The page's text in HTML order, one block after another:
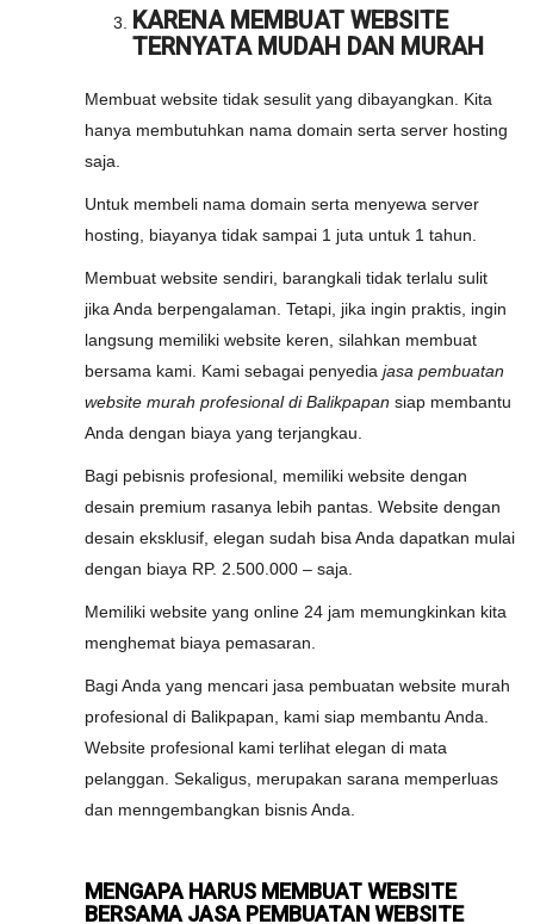
KARENA MEMBUAT WEBSITE
TERNYATA MUDAH DAN MURAH
Membuat website tidak sesulit yang dibayangkan. Kita
hanya membutuhkan nama domain serta server hosting
saja.
Untuk membeli nama domain serta menyewa server
hosting, biayanya tidak sampai 1 juta untuk 1 tahun.
Membuat website sendiri, barangkali tidak terlalu sulit
jika Anda berpengalaman. Tetapi, jika ingin praktis, ingin
langsung memiliki website keren, silahkan membuat
bersama kami. Kami sebagai penyedia jasa pembuatan
website murah profesional di Balikpapan siap membantu
Anda dengan biaya yang terjangkau.
Bagi pebisnis profesional, memiliki website dengan
desain premium rasanya lebih pantas. Website dengan
desain eksklusif, elegan sudah bisa Anda dapatkan mulai
dengan biaya RP. 2.500.000 – saja.
Memiliki website yang online 24 jam memungkinkan kita
menghemat biaya pemasaran.
Bagi Anda yang mencari jasa pembuatan website murah
profesional di Balikpapan, kami siap membantu Anda.
Website profesional kami terlihat elegan di mata
pelanggan. Sekaligus, merupakan sarana memperluas
dan menngembangkan bisnis Anda.
MENGAPA HARUS MEMBUAT WEBSITE
BERSAMA JASA PEMBUATAN WEBSITE